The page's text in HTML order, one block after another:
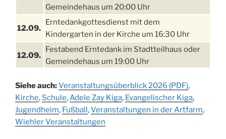
Gemeindehaus um 20:00 Uhr
12.09.
Erntedankgottesdienst mit dem
Kindergarten in der Kirche um 16:30 Uhr
12.09.
Festabend Erntedank im Stadtteilhaus oder
Gemeindehaus um 19:00 Uhr
13.09.
Stadtteilhaus um 14:00 Uhr
19.09.
Schlagerabend im Stadtteilhaus
Drabenderhöhe
Siehe auch:Veranstaltungsüberblick 2026 (PDF),
Kirche, Schule,Adele Zay Kiga, Evangelischer Kiga,
Jugendheim, Fußball ,Veranstaltungen in der Artfarm,
Wiehler Veranstaltungen